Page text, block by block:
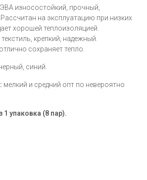
ЭВА износостойкий, прочный,
на эксплуатацию при низких
хорошей теплоизоляцией.
крепкий, надежный.
сохраняет тепло.
синий.
мелкий и средний опт по невероятно
упаковка (8 пар).